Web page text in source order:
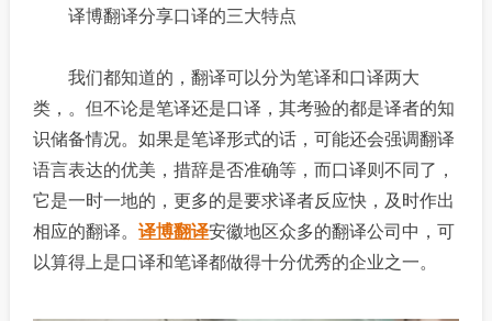
译博翻译分享口译的三大特点
我们都知道的，翻译可以分为笔译和口译两大
类，。但不论是笔译还是口译，其考验的都是译者的知
识储备情况。如果是笔译形式的话，可能还会强调翻译
语言表达的优美，措辞是否准确等，而口译则不同了，
它是一时一地的，更多的是要求译者反应快，及时作出
相应的翻译。译博翻译安徽地区众多的翻译公司中，可
以算得上是口译和笔译都做得十分优秀的企业之一。